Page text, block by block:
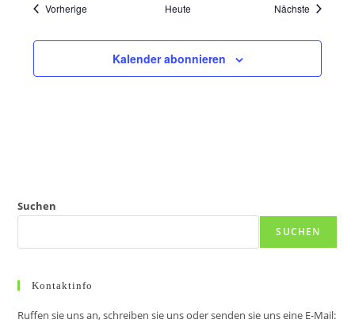
VorherigeVeranstaltungen Heute Nächste
Kalender abonnieren
Suchen
SUCHEN
Kontaktinfo
Ruffen sie uns an, schreiben sie uns oder senden sie uns eine E-Mail: